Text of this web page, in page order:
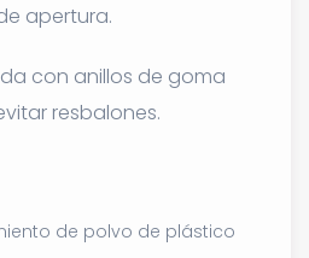
apertura.
con anillos de goma
resbalones.
de polvo de plástico